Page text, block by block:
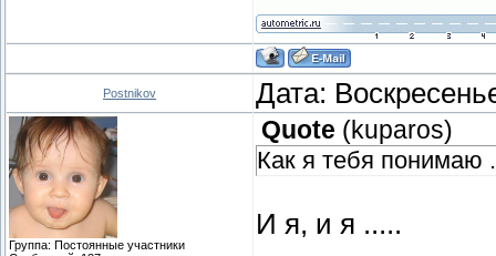
Postnikov Дата:
Группа: Постоянные участники
Quote (kuparos)
Как я тебя понимаю
И я, и я .....